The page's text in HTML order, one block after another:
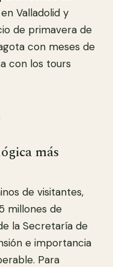
Valladolid y
de primavera de
con meses de
con los tours
más
de visitantes,
millones de
la Secretaría de
e importancia
Para